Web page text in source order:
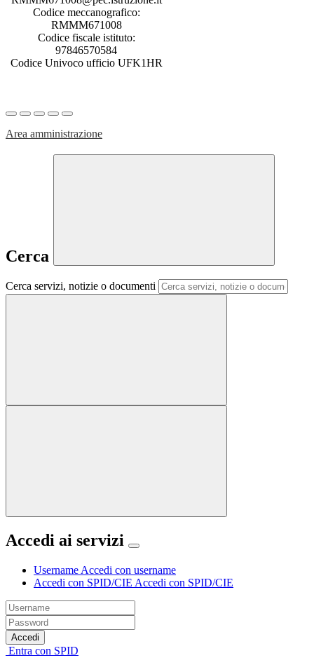
Codice meccanografico:
RMMM671008
Codice fiscale istituto:
97846570584
Codice Univoco ufficio UFK1HR
Area amministrazione
Cerca
Cerca servizi, notizie o documenti
Accedi ai servizi
Username Accedi con username
Accedi con SPID/CIE Accedi con SPID/CIE
Accedi
Entra con SPID